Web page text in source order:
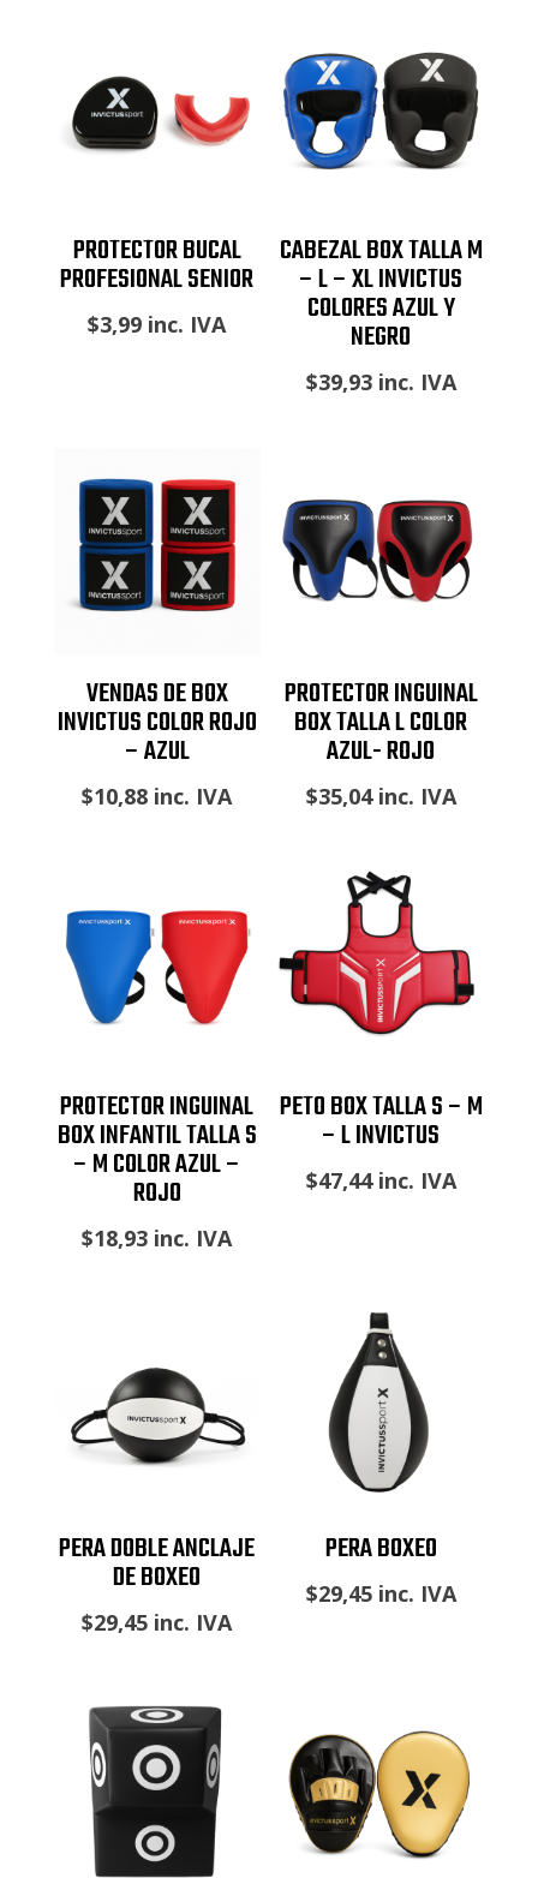
PROTECTOR BUCAL
PROFESIONAL SENIOR
$3,99 inc. IVA
CABEZAL BOX TALLA M
– L – XL INVICTUS
COLORES AZUL Y
NEGRO
$39,93 inc. IVA
VENDAS DE BOX
INVICTUS COLOR ROJO
– AZUL
$10,88 inc. IVA
PROTECTOR INGUINAL
BOX TALLA L COLOR
AZUL- ROJO
$35,04 inc. IVA
PROTECTOR INGUINAL
BOX INFANTIL TALLA S
– M COLOR AZUL –
ROJO
$18,93 inc. IVA
PETO BOX TALLA S – M
– L INVICTUS
$47,44 inc. IVA
PERA DOBLE ANCLAJE
DE BOXEO
$29,45 inc. IVA
PERA BOXEO
$29,45 inc. IVA